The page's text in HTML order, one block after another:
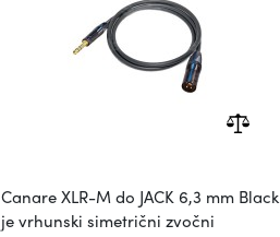
Canare XLR-M do JACK 6,3 mm Black
je vrhunski simetrični zvočni